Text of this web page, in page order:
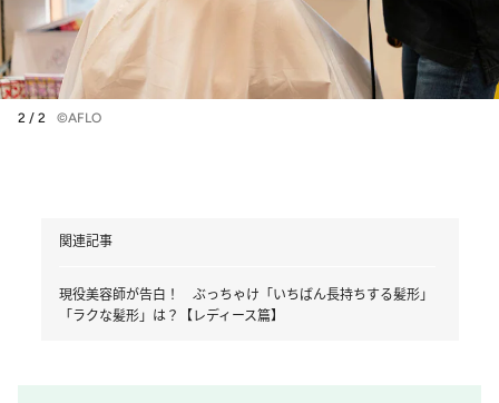
2 / 2 ©AFLO
関連記事
現役美容師が告白！ ぶっちゃけ「いちばん長持ちする髪形」
「ラクな髪形」は？【レディース篇】